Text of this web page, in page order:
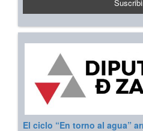
El ciclo “En torno al agua”